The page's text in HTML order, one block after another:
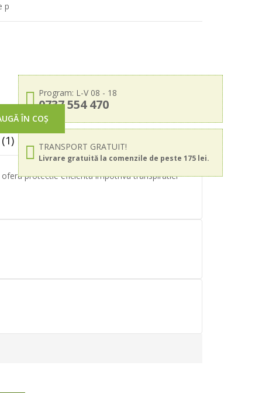
p
Program: L-V 08 - 18
0737 554 470
TRANSPORT GRATUIT!
Livrare gratuită la comenzile de peste 175 lei.
ÎN COȘ
protectie eficienta impotriva transpiratiei